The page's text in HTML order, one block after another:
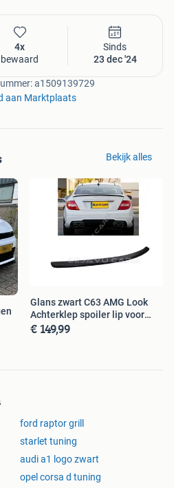
dus bekijk ons uitgebreide
4x
bewaard
Sinds
23 dec '24
a1509139729
aan Marktplaats
Bekijk alles
Glans zwart C63 AMG Look
Achterklep spoiler lip voor
Mercede
€ 149,99
ford raptor grill
starlet tuning
audi a1 logo zwart
opel corsa d tuning